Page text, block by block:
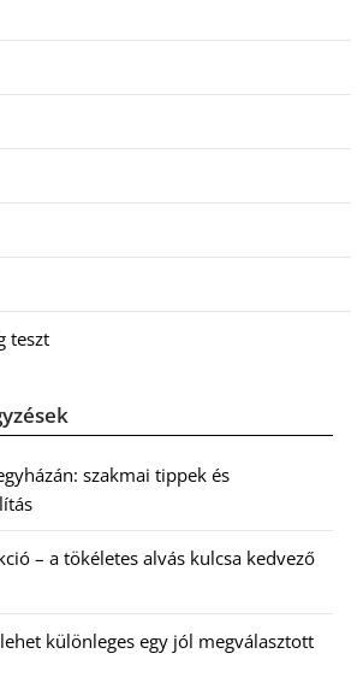
teszt
szakmai tippek és
– a tökéletes alvás kulcsa kedvező
különleges egy jól megválasztott